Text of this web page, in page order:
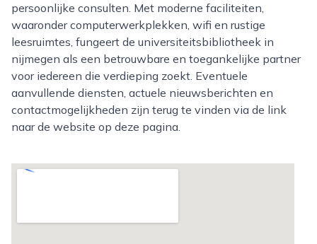
persoonlijke consulten. Met moderne faciliteiten,
waaronder computerwerkplekken, wifi en rustige
leesruimtes, fungeert de universiteitsbibliotheek in
nijmegen als een betrouwbare en toegankelijke partner
voor iedereen die verdieping zoekt. Eventuele
aanvullende diensten, actuele nieuwsberichten en
contactmogelijkheden zijn terug te vinden via de link
naar de website op deze pagina.